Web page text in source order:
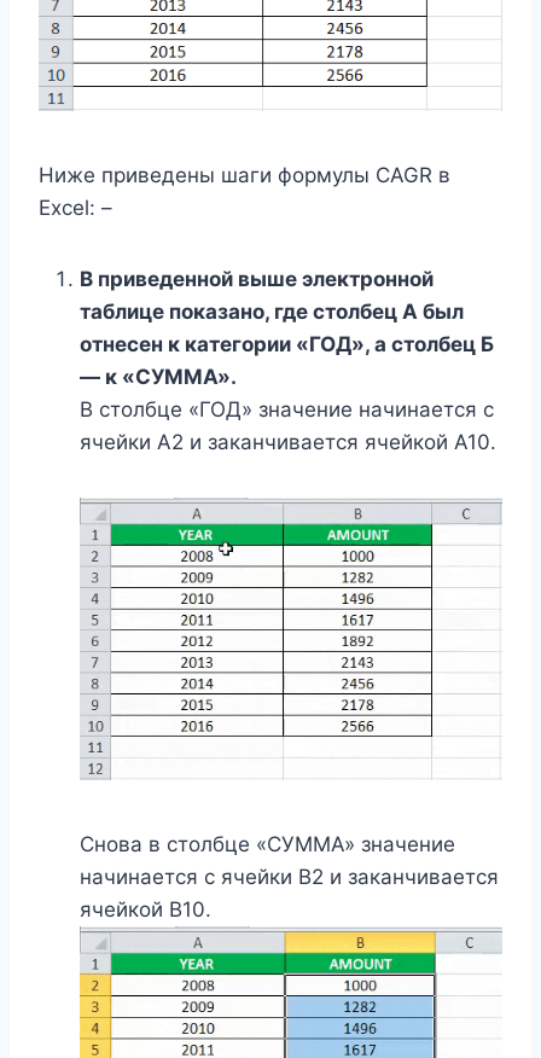
Ниже приведены шаги формулы CAGR в
Excel: –
В приведенной выше электронной
таблице показано, где столбец А был
отнесен к категории «ГОД», а столбец Б
— к «СУММА».
В столбце «ГОД» значение начинается с
ячейки A2 и заканчивается ячейкой A10.
Снова в столбце «СУММА» значение
начинается с ячейки B2 и заканчивается
ячейкой B10.